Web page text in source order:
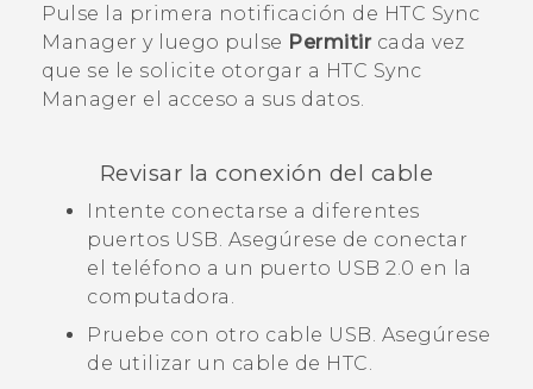
Pulse la primera notificación de HTC Sync
Manager y luego pulse Permitircada vez
que se le solicite otorgar a HTC Sync
Manager el acceso a sus datos.
Revisar la conexión del cable
Intente conectarse a diferentes
puertos USB. Asegúrese de conectar
el teléfono a un puerto USB 2.0 en la
computadora.
Pruebe con otro cable USB. Asegúrese
de utilizar un cable de HTC.